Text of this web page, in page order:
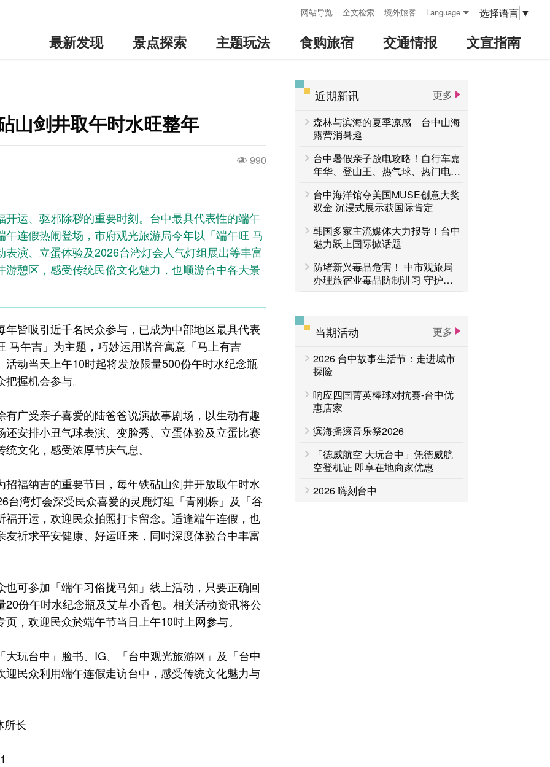
网站导览 全文检索 境外旅客 Language 选择语言 ▼
最新发现 景点探索 主题玩法 食购旅宿 交通情报 文宣指南
山剑井取午时水旺整年
990
运、驱邪除秽的重要时刻。台中最具代表性的端午
连假热闹登场，市府观光旅游局今年以「端午旺 马
演、立蛋体验及2026台湾灯会人气灯组展出等丰富
憩区，感受传统民俗文化魅力，也顺游台中各大景
皆吸引近千名民众参与，已成为中部地区最具代表
马午吉」为主题，巧妙运用谐音寓意「马上有吉
动当天上午10时起将发放限量500份午时水纪念瓶
握机会参与。
广受亲子喜爱的陆爸爸说演故事剧场，以生动有趣
安排小丑气球表演、变脸秀、立蛋体验及立蛋比赛
文化，感受浓厚节庆气息。
福纳吉的重要节日，每年铁砧山剑井开放取午时水
台湾灯会深受民众喜爱的灵鹿灯组「青刚栎」及「谷
开运，欢迎民众拍照打卡留念。适逢端午连假，也
祈求平安健康、好运旺来，同时深度体验台中丰富
可参加「端午习俗拢马知」线上活动，只要正确回
份午时水纪念瓶及艾草小香包。相关活动资讯将公
，欢迎民众於端午节当日上午10时上网参与。
玩台中」脸书、IG、「台中观光旅游网」及「台中
民众利用端午连假走访台中，感受传统文化魅力与
所长
近期新讯
更多
森林与滨海的夏季凉感 台中山海
露营消暑趣
台中暑假亲子放电攻略！自行车嘉
年华、登山王、热气球、热门电影
台中海洋馆夺美国MUSE创意大奖
双金 沉浸式展示获国际肯定
韩国多家主流媒体大力报导！台中
魅力跃上国际掀话题
防堵新兴毒品危害！ 中市观旅局
办理旅宿业毒品防制讲习 守护旅
客安全
当期活动
更多
2026 台中故事生活节：走进城市
探险
响应四国菁英棒球对抗赛-台中优
惠店家
滨海摇滚音乐祭2026
「德威航空 大玩台中」凭德威航
空登机证 即享在地商家优惠
2026 嗨刻台中